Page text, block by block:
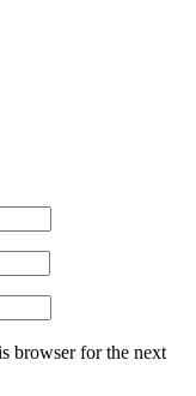
browser for the next